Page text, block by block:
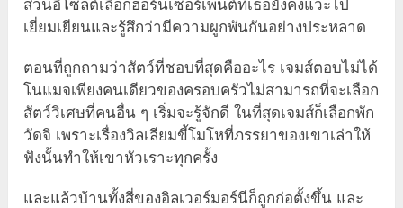
ส่วนอิโซลต์เลือกฮอร์นเซอร์เพนต์ที่เธอยังคงแวะไป
เยี่ยมเยียนและรู้สึกว่ามีความผูกพันกันอย่างประหลาด
ตอนที่ถูกถามว่าสัตว์ที่ชอบที่สุดคืออะไร เจมส์ตอบไม่ได้
โนแมจเพียงคนเดียวของครอบครัวไม่สามารถที่จะเลือก
สัตว์วิเศษที่คนอื่น ๆ เริ่มจะรู้จักดี ในที่สุดเจมส์ก็เลือกพัก
วัดจิ เพราะเรื่องวิลเลียมขี้โมโหที่ภรรยาของเขาเล่าให้
ฟังนั้นทำให้เขาหัวเราะทุกครั้ง
และแล้วบ้านทั้งสี่ของอิลเวอร์มอร์นีก็ถูกก่อตั้งขึ้น และ